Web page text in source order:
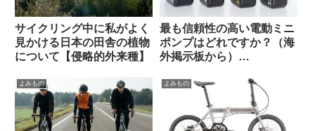
サイクリング中に私がよく
見かける日本の田舎の植物
について【侵略的外来種】
最も信頼性の高い電動ミニ
ポンプはどれですか？（海
外掲示板から）
Silca / Fanttik / Trek /
Fumpa Pumpa】
よみもの よみもの